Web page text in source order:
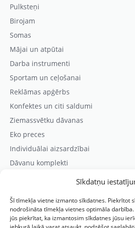
Sīkdatņu
Šī tīmekļa vietne izmanto sīkdatnes. Piekrītot
nodrošināta tīmekļa vietnes optimāla
jūs piekrītat, ka izmantosim sīkdatnes jūsu
Pulksteņi
Birojam
Somas
Mājai un atpūtai
Darba instrumenti
Sportam un ceļošanai
Reklāmas apģērbs
Konfektes un citi saldumi
Ziemassvētku dāvanas
Eko preces
Individuālai aizsardzībai
Dāvanu komplekti
Kontaktinformācija
Prezentreklāmas aģentūra “PARIS”
Reģ.nr.: 40103625328